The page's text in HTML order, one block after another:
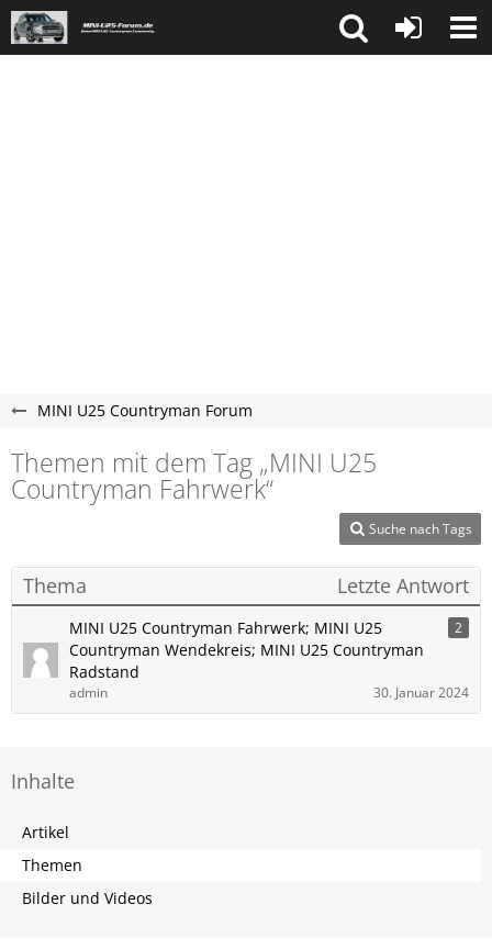
MINI U25 Countryman Forum
Themen mit dem Tag „MINI U25
Countryman Fahrwerk“
Suche nach Tags
Thema Letzte Antwort
MINI U25 Countryman Fahrwerk; MINI U25
Countryman Wendekreis; MINI U25 Countryman
Radstand
2
admin 30. Januar 2024
Inhalte
Artikel
Themen
Bilder und Videos